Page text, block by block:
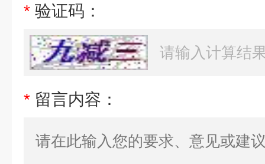
* 验证码：
* 留言内容：